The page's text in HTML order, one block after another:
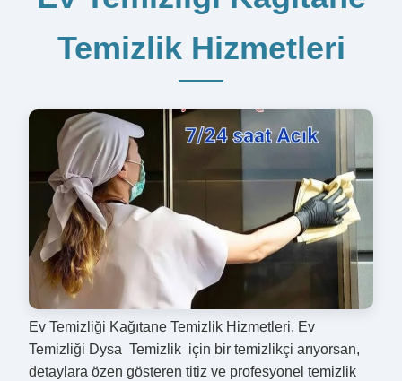
Temizlik Hizmetleri
Ev Temizliği Kağıtane Temizlik Hizmetleri, Ev
Temizliği Dysa Temizlik için bir temizlikçi arıyorsan,
detaylara özen gösteren titiz ve profesyonel temizlik